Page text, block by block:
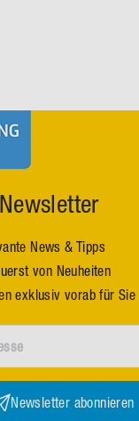
News & Tipps
von Neuheiten
exklusiv vorab für Sie
Newsletter abonnieren